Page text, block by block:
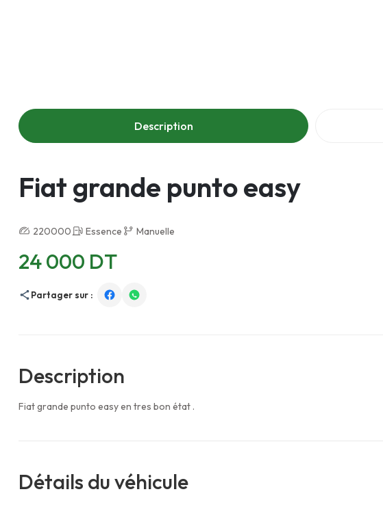
Description
Fiat grande punto easy
220000 Essence Manuelle
24 000 DT
Partager sur :
Description
Fiat grande punto easy en tres bon état .
Détails du véhicule